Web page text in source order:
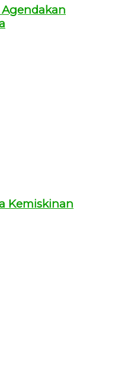
Kemiskinan